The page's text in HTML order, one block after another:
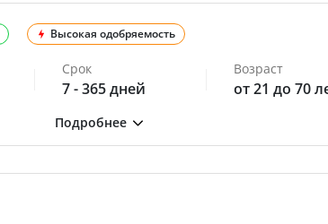
Высокая одобряемость
Срок
7 - 365 дней
Возраст
от 21 до 70